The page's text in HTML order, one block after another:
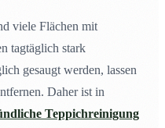
viele Flächen mit
tagtäglich stark
gesaugt werden, lassen
Daher ist in
Teppichreinigung